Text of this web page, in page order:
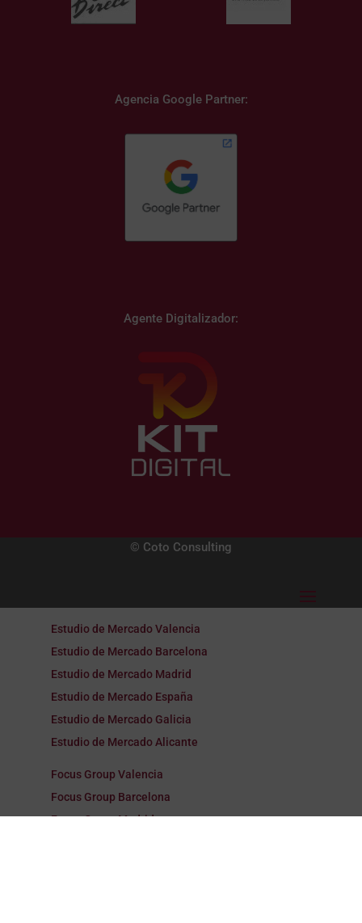
Agencia Google Partner:
Agente Digitalizador:
© Coto Consulting
Estudio de Mercado Valencia
Estudio de Mercado Barcelona
Estudio de Mercado Madrid
Estudio de Mercado España
Estudio de Mercado Galicia
Estudio de Mercado Alicante
Focus Group Valencia
Focus Group Barcelona
Focus Group Madrid